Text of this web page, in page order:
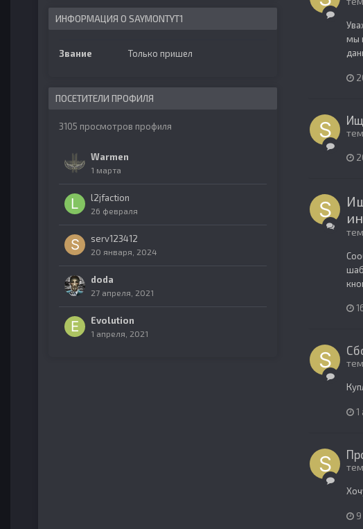
ИНФОРМАЦИЯ О SAYMONTYT1
Звание Только пришел
ПОСЕТИТЕЛИ ПРОФИЛЯ
3105 просмотров профиля
Warmen
1 марта
l2jfaction
26 февраля
serv123412
20 января, 2024
doda
27 апреля, 2021
Evolution
1 апреля, 2021
мы
1